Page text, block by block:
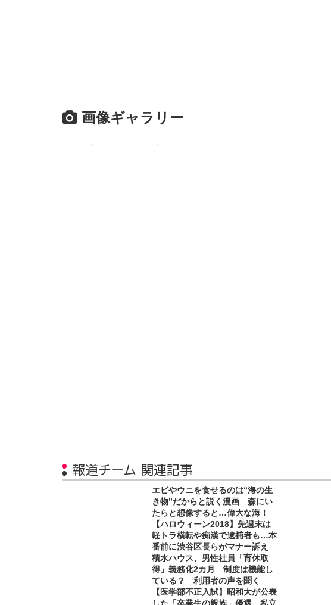
画像ギャラリー
報道チーム 関連記事
エビやウニを食せるのは“海の生
き物”だからと説く漫画 森にい
たらと想像すると…偉大な海！
【ハロウィーン2018】先週末は
軽トラ横転や痴漢で逮捕者も…本
番前に渋谷区長らがマナー訴え
積水ハウス、男性社員「育休取
得」義務化2カ月 制度は機能し
ている？ 利用者の声を聞く
【医学部不正入試】昭和大が公表